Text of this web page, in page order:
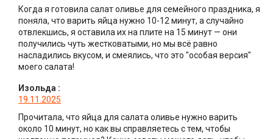
Когда я готовила салат оливье для семейного праздника, я
поняла, что варить яйца нужно 10-12 минут, а случайно
отвлекшись, я оставила их на плите на 15 минут — они
получились чуть жестковатыми, но мы всё равно
насладились вкусом, и смеялись, что это "особая версия"
моего салата!
Изольда :
19.11.2025
Прочитала, что яйца для салата оливье нужно варить
около 10 минут, но как вы справляетесь с тем, чтобы